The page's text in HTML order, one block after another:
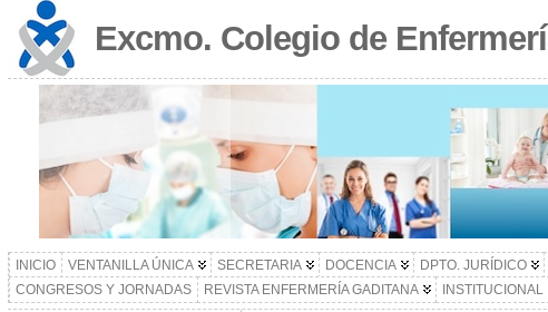
Excmo. Colegio de
INICIO VENTANILLA ÚNICA SECRETARIA DOCENCIA DPTO. JURÍDICO
CONGRESOS Y JORNADAS
REVISTA ENFERMERÍA GADITANA INSTITUCIONAL